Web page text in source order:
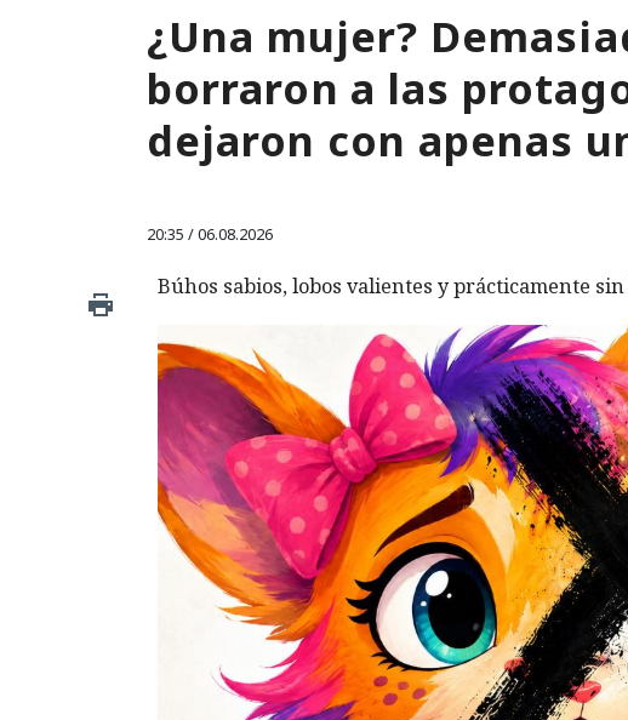
¿Una mujer?
borraron a las
dejaron con apenas
20:35 / 06.08.2026
Búhos sabios, lobos valientes y prácticamente